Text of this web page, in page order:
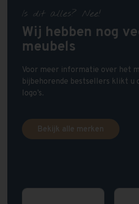
Is dit alles? Nee!
Wij hebben nog
meubels
Voor meer informatie over het
bijbehorende bestsellers klikt u
logo’s.
Bekijk alle merken